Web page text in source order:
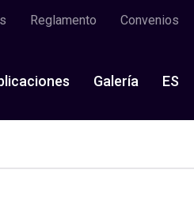
Reglamento Convenios
Galería ES